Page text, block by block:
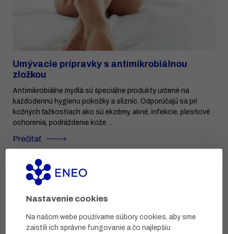
Nastavenie cookies
Na našom webe používame súbory cookies, aby sme
zaistili ich správne fungovanie a čo najlepšiu
Umývacie prípravky s antimikrobiálnou
zložkou
Antimikrobiálne mydlá sú špeciálne produkty určené na
každodennú hygienu pokožky a slizníc. Odporúčajú sa pri
kožných ťažkostiach ako sú ekzémy, akné, infekcie, plesňové
ochorenia, podráždenie kože ...
Prečítať